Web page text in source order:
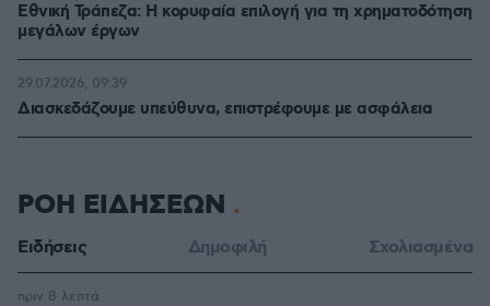
Εθνική Τράπεζα: Η κορυφαία επιλογή για τη χρηματοδότηση
μεγάλων έργων
Διασκεδάζουμε υπεύθυνα, επιστρέφουμε με ασφάλεια
29.07.2026, 09:39
ΡΟΗ ΕΙΔΗΣΕΩΝ
Ειδήσεις Δημοφιλή Σχολιασμένα
πριν 8 λεπτά